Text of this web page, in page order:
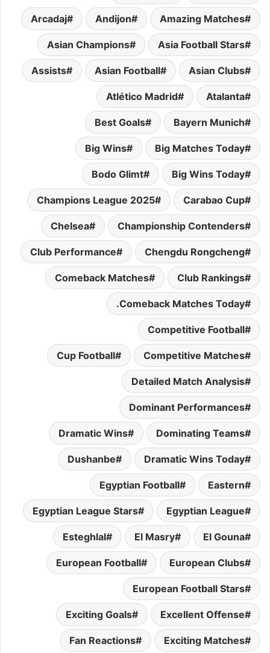
Amazing Matches
Andijon
Arcadaj
Asia Football Stars
Asian Champions
Asian Clubs
Asian Football
Assists
Atalanta
Atlético Madrid
Bayern Munich
Best Goals
Big Matches Today
Big Wins
Big Wins Today
Bodo Glimt
Carabao Cup
Champions League 2025
Championship Contenders
Chelsea
Chengdu Rongcheng
Club Performance
Club Rankings
Comeback Matches
Comeback Matches Today.
Competitive Football
Competitive Matches
Cup Football
Detailed Match Analysis
Dominant Performances
Dominating Teams
Dramatic Wins
Dramatic Wins Today
Dushanbe
Eastern
Egyptian Football
Egyptian League
Egyptian League Stars
El Gouna
El Masry
Esteghlal
European Clubs
European Football
European Football Stars
Excellent Offense
Exciting Goals
Exciting Matches
Fan Reactions